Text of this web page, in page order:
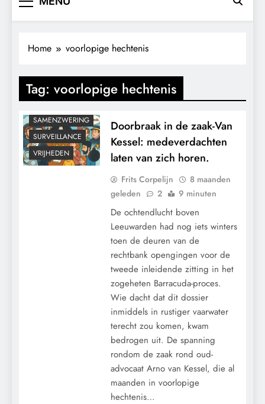
Home voorlopige hechtenis
Tag: voorlopige hechtenis
CENSUUR
CONTROLE
GRONDRECHTEN
POLITIEK
RECHTSPRAAK
SAMENZWERING
SURVEILLANCE
VRIJHEDEN
Doorbraak in de zaak-Van
Kessel: medeverdachten
laten van zich horen.
Frits Corpelijn
8 maanden
geleden
2 9 minuten
De ochtendlucht boven
Leeuwarden had nog iets winters
toen de deuren van de
rechtbank opengingen voor de
tweede inleidende zitting in het
zogeheten Barracuda-proces.
Wie dacht dat dit dossier
inmiddels in rustiger vaarwater
terecht zou komen, kwam
bedrogen uit. De spanning
rondom de zaak rond oud-
advocaat Arno van Kessel, die al
maanden in voorlopige
hechtenis…